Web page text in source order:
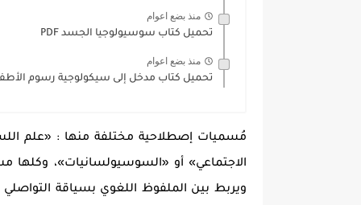
منذ بضع اعوام
تحميل كتاب سوسيولوجيا الجسد PDF
منذ بضع اعوام
تحميل كتاب مدخل إلى سيكولوجية رسوم
مُسميات إصطلاحية مختلفة منها : «علم
الاجتماعي» أو «السوسيولسانيات»، وكلها
ويربط بين الملفوظ اللغوي بسياقة